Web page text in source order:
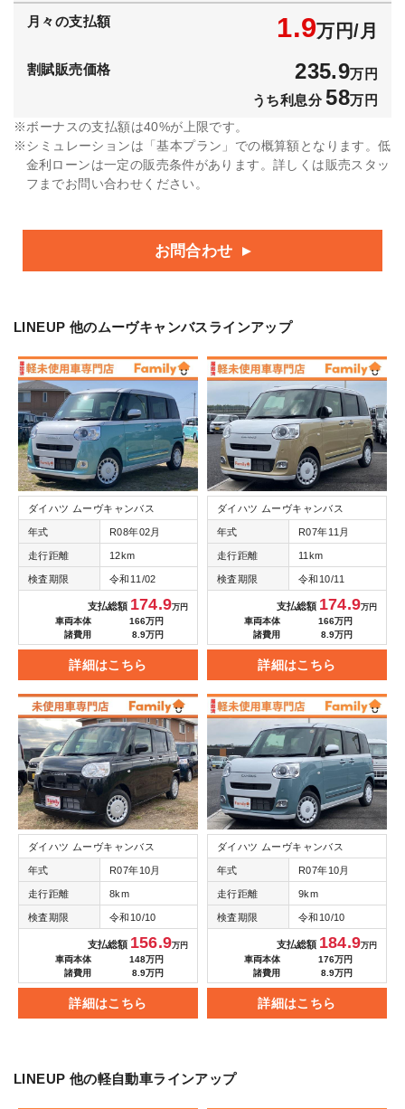
月々の支払額 1.9万円/月
割賦販売価格 235.9万円
うち利息分58万円
ボーナスの支払額は40%が上限です。
シミュレーションは「基本プラン」での概算額となります。低
金利ローンは一定の販売条件があります。詳しくは販売スタッ
フまでお問い合わせください。
お問合わせ
LINEUP 他のムーヴキャンバスラインアップ
ダイハツ ムーヴキャンバス
年式 R08年02月
走行距離 12km
検査期限 令和11/02
支払総額 174.9万円
車両本体
166万円
諸費用
8.9万円
詳細はこちら
ダイハツ ムーヴキャンバス
年式 R07年11月
走行距離 11km
検査期限 令和10/11
支払総額 174.9万円
車両本体
166万円
諸費用
8.9万円
詳細はこちら
ダイハツ ムーヴキャンバス
年式 R07年10月
走行距離 8km
検査期限 令和10/10
支払総額 156.9万円
車両本体
148万円
諸費用
8.9万円
詳細はこちら
ダイハツ ムーヴキャンバス
年式 R07年10月
走行距離 9km
検査期限 令和10/10
支払総額 184.9万円
車両本体
176万円
諸費用
8.9万円
詳細はこちら
LINEUP 他の軽自動車ラインアップ